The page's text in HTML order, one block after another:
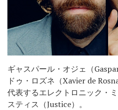
ギャスパール・オジェ（
ドゥ・ロズネ（Xavier de
代表するエレクトロニック・
スティス（Justice）。